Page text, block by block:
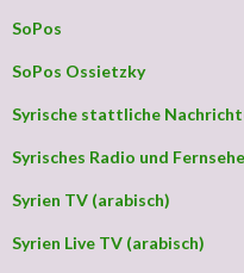
SoPos
SoPos Ossietzky
Syrische stattliche
Syrisches Radio und
Syrien TV (arabisch)
Syrien Live TV (arabisch)